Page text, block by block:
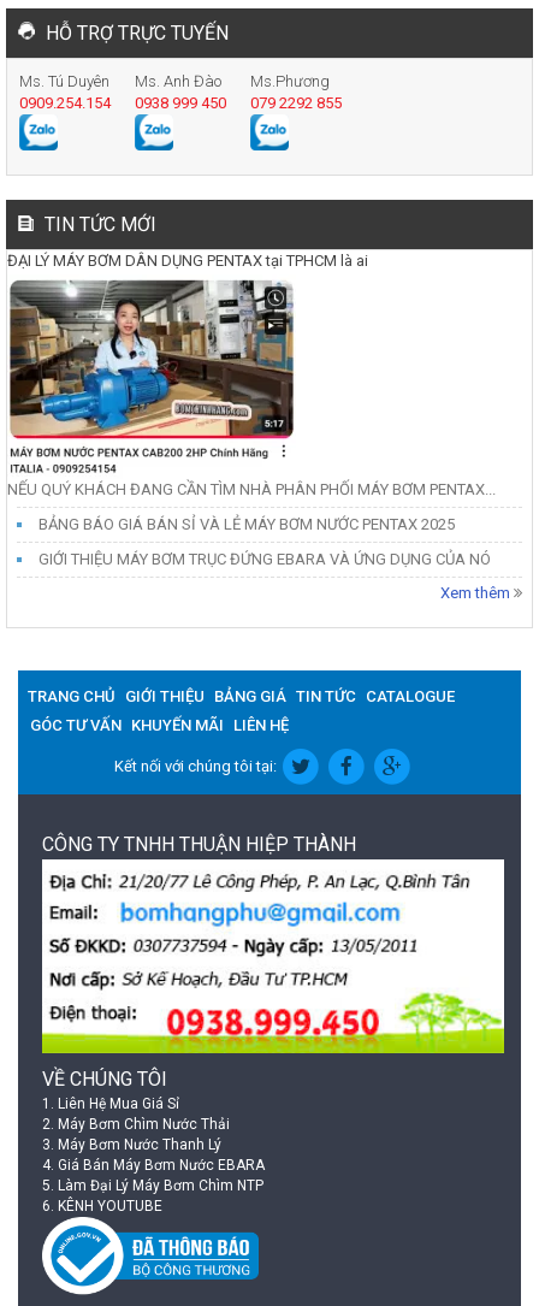
HỖ TRỢ TRỰC TUYẾN
Ms. Tú Duyên
0909.254.154
Ms. Anh Đào
0938 999 450
Ms.Phương
079 2292 855
TIN TỨC MỚI
ĐẠI LÝ MÁY BƠM DÂN DỤNG PENTAX tại TPHCM là ai
NẾU QUÝ KHÁCH ĐANG CẦN TÌM NHÀ PHÂN PHỐI MÁY BƠM PENTAX...
BẢNG BÁO GIÁ BÁN SỈ VÀ LẺ MÁY BƠM NƯỚC PENTAX 2025
GIỚI THIỆU MÁY BƠM TRỤC ĐỨNG EBARA VÀ ỨNG DỤNG CỦA NÓ
Xem thêm
TRANG CHỦ GIỚI THIỆU BẢNG GIÁ TIN TỨC CATALOGUE
GÓC TƯ VẤN KHUYẾN MÃI LIÊN HỆ
Kết nối với chúng tôi tại:
CÔNG TY TNHH THUẬN HIỆP THÀNH
VỀ CHÚNG TÔI
1. Liên Hệ Mua Giá Sỉ
2. Máy Bơm Chìm Nước Thải
3. Máy Bơm Nước Thanh Lý
4. Giá Bán Máy Bơm Nước EBARA
5. Làm Đại Lý Máy Bơm Chìm NTP
6. KÊNH YOUTUBE